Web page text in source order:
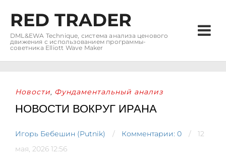
RED TRADER
DML&EWA Technique, система анализа ценового
движения с использованием программы-
советника Elliott Wave Maker
Новости, Фундаментальный анализ
НОВОСТИ ВОКРУГ ИРАНА
Игорь Бебешин (Putnik) Комментарии: 0
12
мая, 2026 12:56